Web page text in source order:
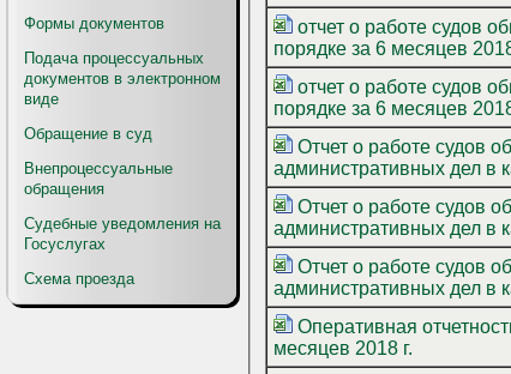
Формы документов
Подача процессуальных
документов в электронном
виде
Обращение в суд
Внепроцессуальные
обращения
Судебные уведомления на
Госуслугах
Схема проезда
отчет о работе судов общей
порядке за 6 месяцев
отчет о работе судов общей
порядке за 6 месяцев
Отчет о работе судов общей юрисдикции по рассмотрению гражданских дел,
Отчет о работе судов общей юрисдикции по рассмотрению гражданских дел,
Отчет о работе судов общей юрисдикции по рассмотрению гражданских дел,
Оперативная отчетность о деятельности судов общей юрисдикции Российской Федерации
месяцев 2018 г.